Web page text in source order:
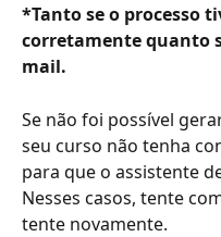
*Tanto se o processo
corretamente quanto
mail.
Se não foi possível
seu curso não tenha
para que o assistente
Nesses casos, tente
tente novamente.